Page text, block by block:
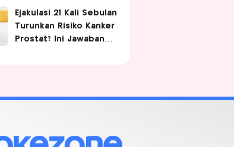
Netizen: Malunya
Sampai Tua
Ejakulasi 21 Kali Sebulan
Turunkan Risiko Kanker
Prostat? Ini Jawaban